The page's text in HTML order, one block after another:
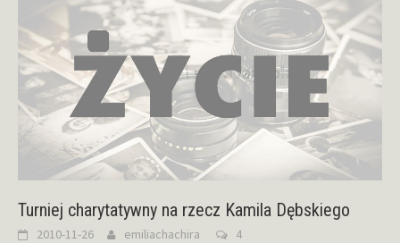
Turniej charytatywny na rzecz Kamila Dębskiego
2010-11-26 emiliachachira 4